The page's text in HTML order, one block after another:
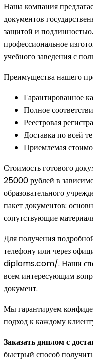
Наша компания
документов
защитой и
профессиональное
учебного заведения с
Преимущества нашего
Гарантированное
Полное
Реестровая
Доставка по всей
Приемлемая
Стоимость готового
25000 рублей в
образовательного
пакет документов:
сопутствующие
Для получения
телефону или через
diploms.com/. Наши
всем интересующим
документ.
Мы гарантируем
подход к каждому
Заказать диплом с
быстрый способ